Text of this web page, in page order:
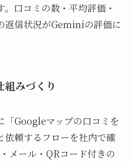
口コミの数・平均評価・
返信状況がGeminiの評価に
組みづくり
「Googleマップの口コミを
依頼するフローを社内で確
メール・QRコード付きの